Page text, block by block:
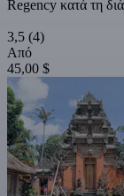
Regency κατά τη
3,5 (4)
Από
45,00 $